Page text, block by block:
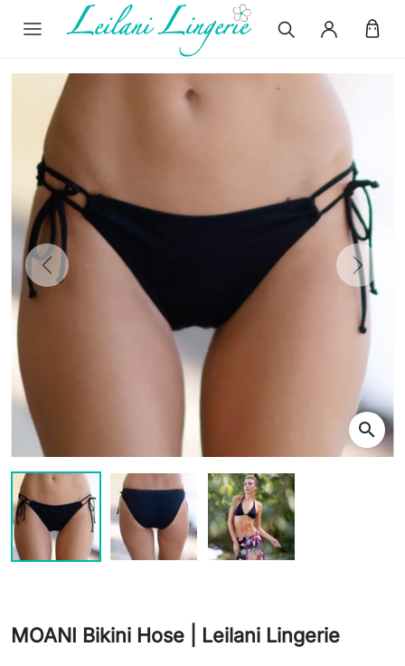
Previous Next
search
MOANI Bikini Hose | Leilani Lingerie